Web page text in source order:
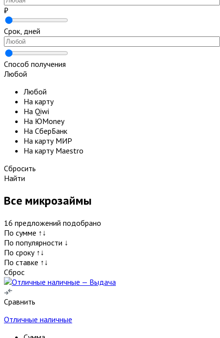
₽
Срок, дней
Способ получения
Любой
Любой
На карту
На Qiwi
На ЮMoney
На СберБанк
На карту МИР
На карту Maestro
Сбросить
Найти
Все микрозаймы
16 предложений подобрано
По сумме ↑↓
По популярности ↓
По сроку ↑↓
По ставке ↑↓
Сброс
Сравнить
Отличные наличные